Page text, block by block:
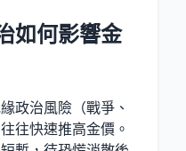
如何影響金
政治風險（戰爭、
往快速推高金價。